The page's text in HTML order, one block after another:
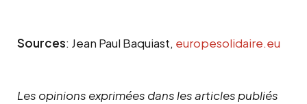
Sources: Jean Paul Baquiast, europesolidaire.eu
Les opinions exprimées dans les articles publiés